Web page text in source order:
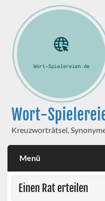
Wort-
Kreuzworträtsel,
Menü
Einen Rat erteilen